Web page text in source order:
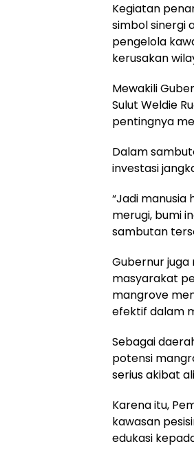
Kegiatan
simbol sinergi
pengelola
kerusakan
Mewakili
Sulut Weldie
pentingnya
Dalam
investasi
“Jadi
merugi, bumi
sambutan
Gubernur
masyarakat
mangrove
efektif dalam
Sebagai
potensi
serius akibat
Karena itu,
kawasan
edukasi